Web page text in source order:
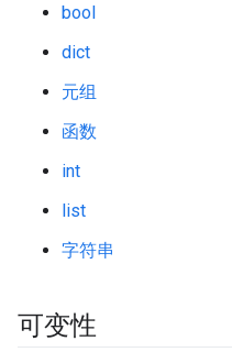
bool
dict
元组
函数
int
list
字符串
可变性